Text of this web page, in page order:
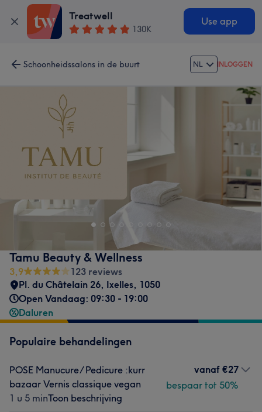
Treatwell
130K
Use app
Schoonheidssalons in de buurt NL INLOGGEN
Tamu Beauty & Wellness
3,9
123 reviews
Pl. du Châtelain 26, Ixelles, 1050
Open Vandaag: 09:30 - 19:00
Daluren
Populaire behandelingen
POSE Manucure/ Pedicure :kurr
bazaar Vernis classique vegan
1 u 5 minToon beschrijving
vanaf €27
bespaar tot 50%